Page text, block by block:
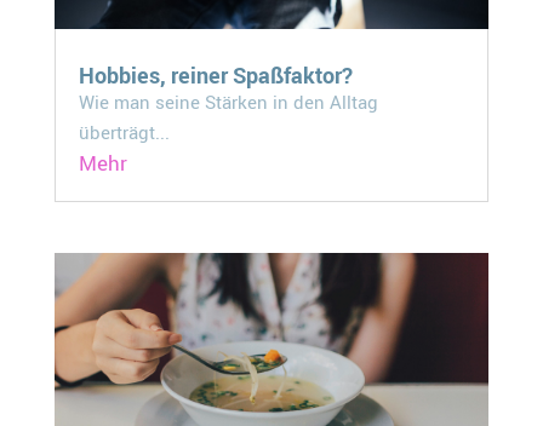
Hobbies, reiner Spaßfaktor?
Wie man seine Stärken in den Alltag
überträgt...
Mehr